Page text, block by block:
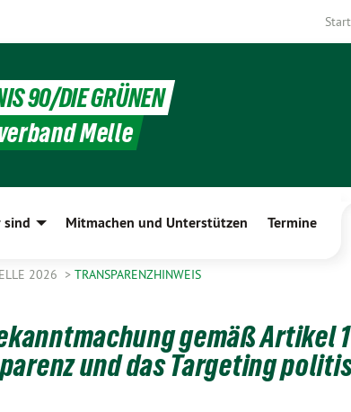
90/DIE GRÜNEN
Melle
sind Mitmachen und Unterstützen Termine
2026 TRANSPARENZHINWEIS
gemäß Artikel
und das Targeting